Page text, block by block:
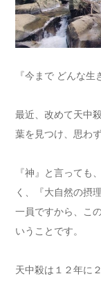
『今まで どんな生
最近、改めて天中
葉を見つけ、思わ
『神』と言っても
く、『大自然の摂
一員ですから、こ
いうことです。
天中殺は１２年に